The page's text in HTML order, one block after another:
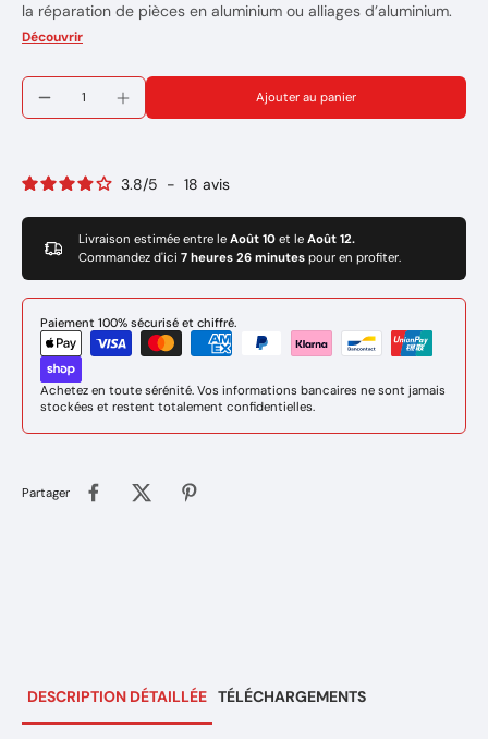
la réparation de pièces en aluminium ou alliages d’aluminium.
Alliages de fonderie, blocs moteurs, culasses, cuves…
Diamètre d'électrode: 2,5 mm
Epaisseur à souder : 2 mm
Puissance de soudage à régler: 60Amp
(Branchement du porte électrode au + du poste de soudure)
Marque: EUROTROD (Electro portugal)
Rèf : FAB01789
Découvrir
Ajouter au panier
3.8/5 - 18 avis
Livraison estimée entre le Août 10 et le Août 12.
Commandez d'ici 7 heures 26 minutes pour en profiter.
Paiement 100% sécurisé et chiffré.
Achetez en toute sérénité. Vos informations bancaires ne sont jamais
stockées et restent totalement confidentielles.
Partager
DESCRIPTION DÉTAILLÉE TÉLÉCHARGEMENTS